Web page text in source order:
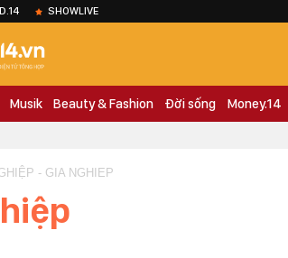
SHOWLIVE
Musik Beauty & Fashion Đời sống Money.14
- GIA NGHIEP